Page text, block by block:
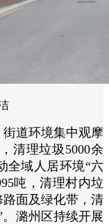
道环境集中观摩
清理垃圾5000余
全域人居环境“六
吨，清理村内垃
面及绿化带，清
潞州区持续开展